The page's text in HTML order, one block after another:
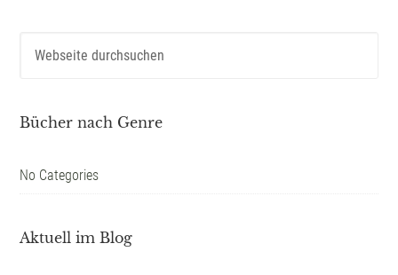
Bücher nach Genre
No Categories
Aktuell im Blog